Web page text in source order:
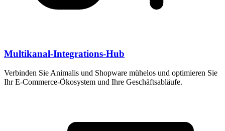
Multikanal-Integrations-Hub
Verbinden Sie Animalis und Shopware mühelos und optimieren Sie
Ihr E-Commerce-Ökosystem und Ihre Geschäftsabläufe.